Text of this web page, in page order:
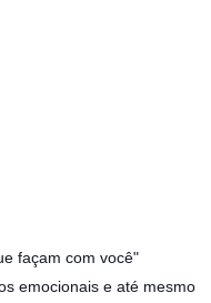
façam com você"
emocionais e até mesmo